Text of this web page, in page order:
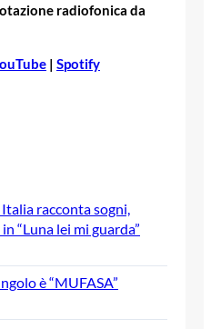
radiofonica da
| Spotify
racconta sogni,
“Luna lei mi guarda”
è “MUFASA”